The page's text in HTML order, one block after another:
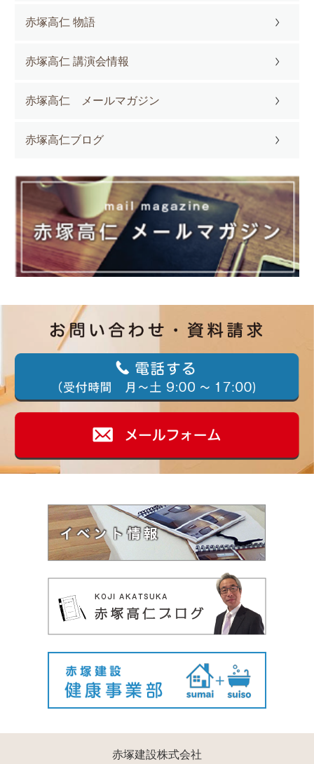
赤塚高仁 物語
赤塚高仁 講演会情報
赤塚高仁 メールマガジン
赤塚高仁ブログ
赤塚建設株式会社